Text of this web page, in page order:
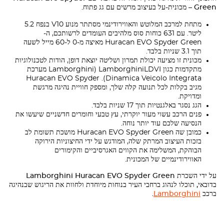
Green – מכונית-על בעיצוב מרשים עם גג פתוח.
מתחת למרכב המלוטש והאווירודינמי מסתתר מנוע V10 בנפח 5.2
ליטר. עם 631 כוחות סוס מלהיבים העומדים לרשותכם, ה-
Huracan
EVO Spyder Green מאיצה מ-0 ל-60 מייל לשעה
תוך 3.1 שניות בלבד.
מכונית זו מציעה יכולת תמרון ושליטה יוצאת דופן, הודות לטכנולוגיות
מתקדמות כגון
Lamborghini LDVI (
Lamborghini מערכת
Dinamica Veicolo Integrata).
Huracan EVO Spyder
מגיב בקלות לכל תנועה קלה שלך, ומספק חוויית נהיגה מרגשת
ומדויקת.
הגג נסגר באלגנטיות תוך 17 שניות בלבד.
פנים הרכב עשוי מעור יוקרתי, עץ טבעי וחומרים חדשניים שיעשו את
הנסיעה שלכם עוד יותר נוחה.
כמובן שה
Huracan EVO Spyder Green מושכת תשומת לב
בזכות העיצוב המרתק שלה, המודגש על ידי החיצוניות הירוקה
הבוהקת, המשלימה את הקווים האגרסיביים והקימורים
האווירודינמיים של המכונית.
על ידי השכרת Lamborghini Huracan EVO Spyder Green
בדובאי, תוכלו לנהוג ברחבי העיר בנוחות מיוחדת ולחוות את הריגוש שבנהיגה
ברכב Lamborghini
.